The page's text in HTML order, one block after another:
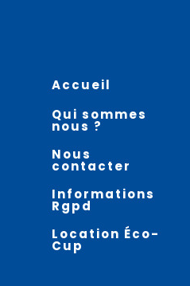
SUR LA LYS
randonnée –
Accueil
Qui sommes
nous ?
Nous
contacter
Informations
Rgpd
Location Éco-
Cup